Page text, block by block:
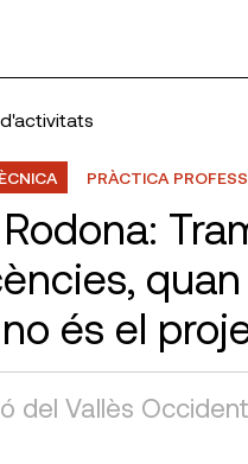
PRÀCTICA
és el
del Vallès